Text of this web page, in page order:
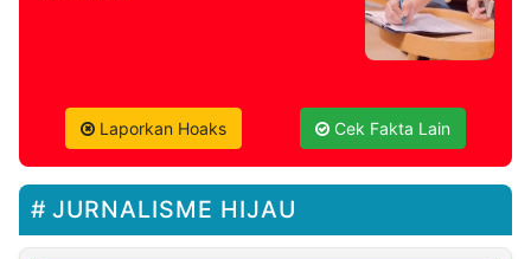
Laporkan Hoaks Cek Fakta Lain
JURNALISME HIJAU